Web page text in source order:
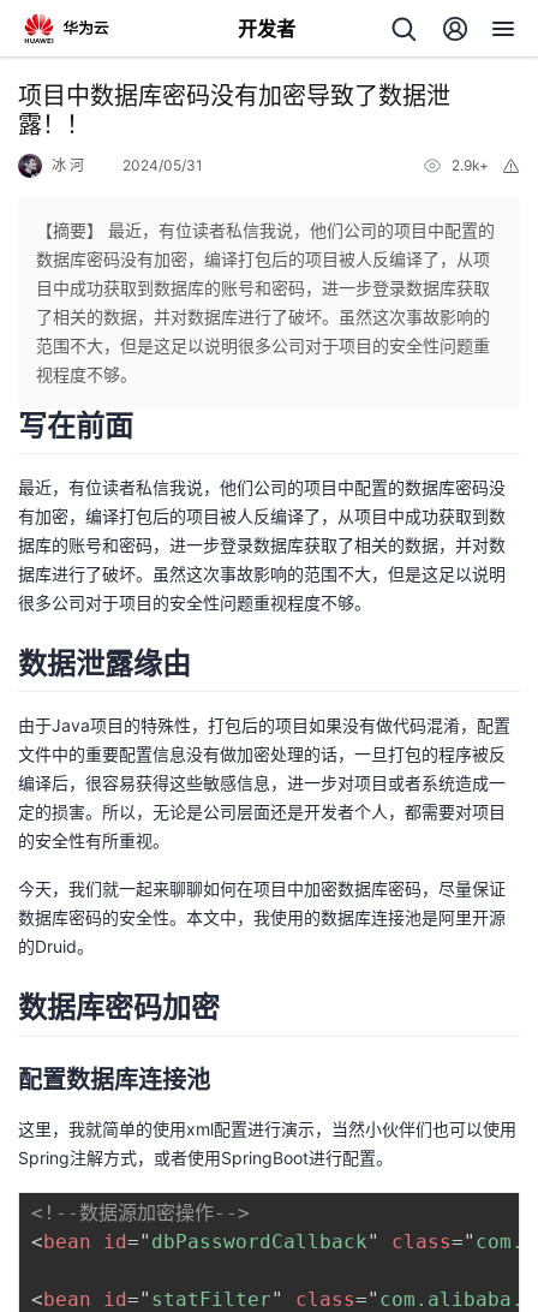
开发者
返
回
个
人
我
发
者
博
客
的
论
我
的
子
我
直
的
我
我
发
者
Programs
的
支
项目中数据库密码没有加密导致了数据泄
露！！
冰 河 2024/05/31 2.9k+
【摘要】 最近，有位读者私信我说，他们公司的项目中配置的
数据库密码没有加密，编译打包后的项目被人反编译了，从项
目中成功获取到数据库的账号和密码，进一步登录数据库获取
了相关的数据，并对数据库进行了破坏。虽然这次事故影响的
范围不大，但是这足以说明很多公司对于项目的安全性问题重
视程度不够。
写在前面
最近，有位读者私信我说，他们公司的项目中配置的数据库密码没
有加密，编译打包后的项目被人反编译了，从项目中成功获取到数
据库的账号和密码，进一步登录数据库获取了相关的数据，并对数
据库进行了破坏。虽然这次事故影响的范围不大，但是这足以说明
很多公司对于项目的安全性问题重视程度不够。
数据泄露缘由
由于Java项目的特殊性，打包后的项目如果没有做代码混淆，配置
文件中的重要配置信息没有做加密处理的话，一旦打包的程序被反
编译后，很容易获得这些敏感信息，进一步对项目或者系统造成一
定的损害。所以，无论是公司层面还是开发者个人，都需要对项目
的安全性有所重视。
今天，我们就一起来聊聊如何在项目中加密数据库密码，尽量保证
数据库密码的安全性。本文中，我使用的数据库连接池是阿里开源
的Druid。
数据库密码加密
配置数据库连接池
这里，我就简单的使用xml配置进行演示，当然小伙伴们也可以使用
Spring注解方式，或者使用SpringBoot进行配置。
<!--数据源加密操作-->
<bean id=" dbPasswordCallback" class="
<bean id=" statFilter" class="